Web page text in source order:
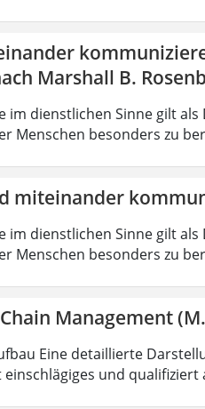
Marshall B.
dienstlichen Sinne gilt
Menschen besonders zu
miteinander
dienstlichen Sinne gilt
Menschen besonders zu
Management
Eine detaillierte
und